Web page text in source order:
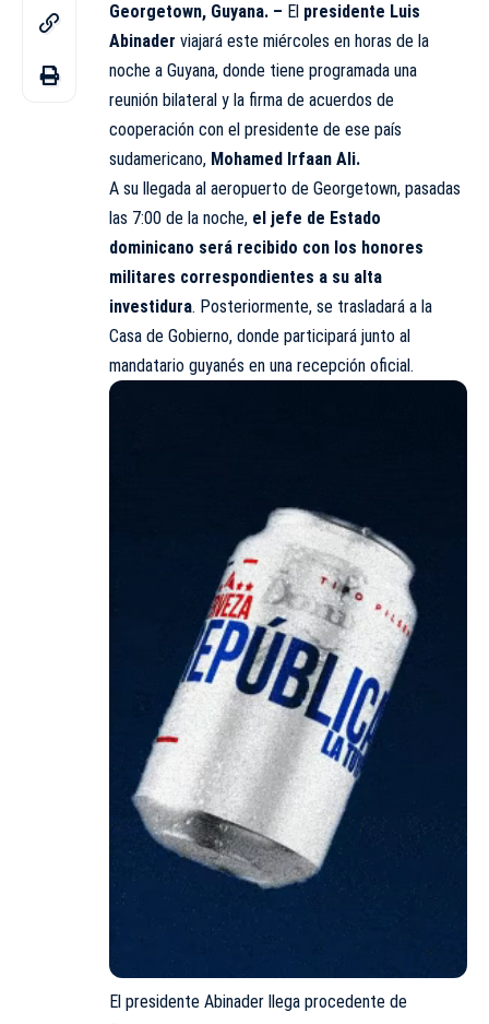
Georgetown, Guyana. – El presidente Luis
Abinader viajará este miércoles en horas de la
noche a Guyana, donde tiene programada una
reunión bilateral y la firma de acuerdos de
cooperación con el presidente de ese país
sudamericano, Mohamed Irfaan Ali.
A su llegada al aeropuerto de Georgetown, pasadas
las 7:00 de la noche, el jefe de Estado
dominicano será recibido con los honores
militares correspondientes a su alta
investidura. Posteriormente, se trasladará a la
Casa de Gobierno, donde participará junto al
mandatario guyanés en una recepción oficial.
El presidente Abinader llega procedente de